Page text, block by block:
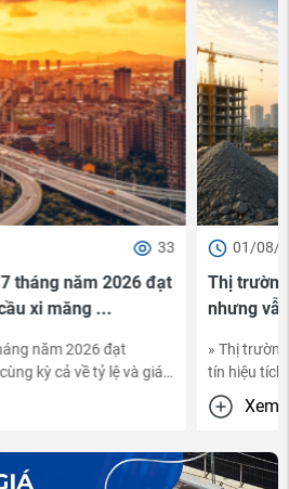
142
cuối năm phục hồi
áp lực
đã ghi nhận những
đầu năm 2026 khi
29/07/
Giá thép
» Do diễn
nhằm phù
nhiều
Xem